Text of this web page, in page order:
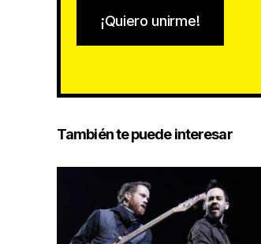
¡Quiero unirme!
También te puede interesar